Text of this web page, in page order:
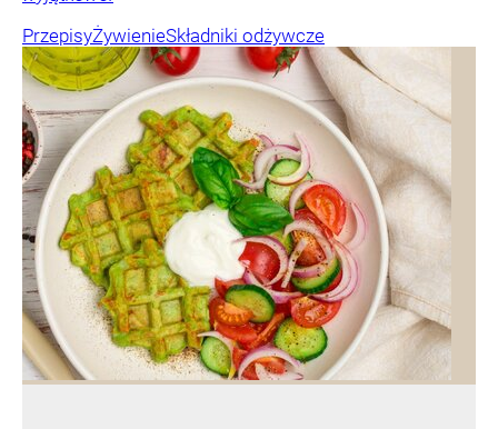
PrzepisyŻywienieSkładniki odżywcze